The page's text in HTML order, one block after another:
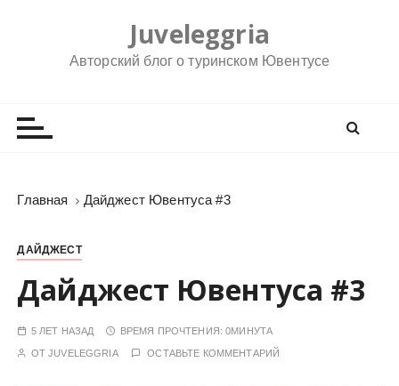
Juveleggria
Авторский блог о туринском Ювентусе
Главная Дайджест Ювентуса #3
ДАЙДЖЕСТ
Дайджест Ювентуса #3
5 ЛЕТ НАЗАД ВРЕМЯ ПРОЧТЕНИЯ:0МИНУТА
ОТJUVELEGGRIA ОСТАВЬТЕ КОММЕНТАРИЙ